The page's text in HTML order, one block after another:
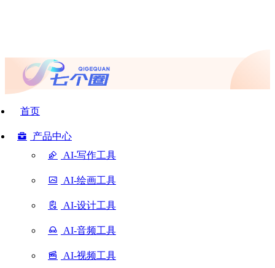
首页
产品中心
AI-写作工具
AI-绘画工具
AI-设计工具
AI-音频工具
AI-视频工具